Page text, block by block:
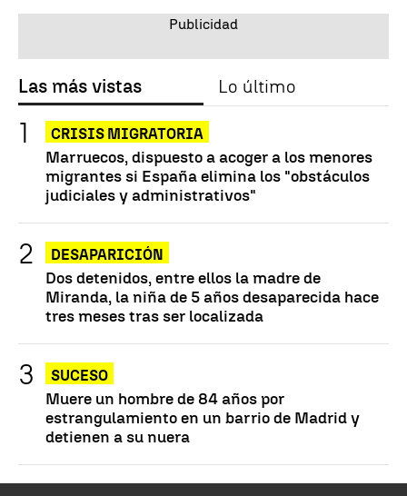
Las más vistas Lo último
CRISIS MIGRATORIA
Marruecos, dispuesto a acoger a los menores
migrantes si España elimina los "obstáculos
judiciales y administrativos"
DESAPARICIÓN
Dos detenidos, entre ellos la madre de
Miranda, la niña de 5 años desaparecida hace
tres meses tras ser localizada
SUCESO
Muere un hombre de 84 años por
estrangulamiento en un barrio de Madrid y
detienen a su nuera